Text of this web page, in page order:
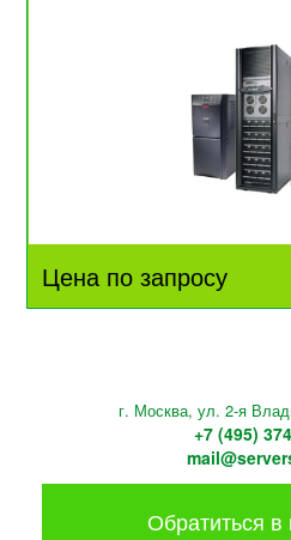
Цена по запросу
г. Москва, ул. 2-я
+7 (495)
Обратиться